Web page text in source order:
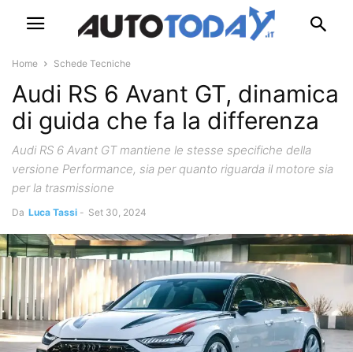
Home Schede Tecniche
Audi RS 6 Avant GT, dinamica
di guida che fa la differenza
Audi RS 6 Avant GT mantiene le stesse specifiche della
versione Performance, sia per quanto riguarda il motore sia
per la trasmissione
Da Luca Tassi - Set 30, 2024